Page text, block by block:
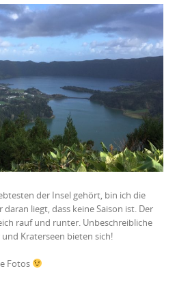
der Insel gehört, bin ich die
daran liegt, dass keine Saison ist. Der
rauf und runter. Unbeschreibliche
Kraterseen bieten sich!
Fotos